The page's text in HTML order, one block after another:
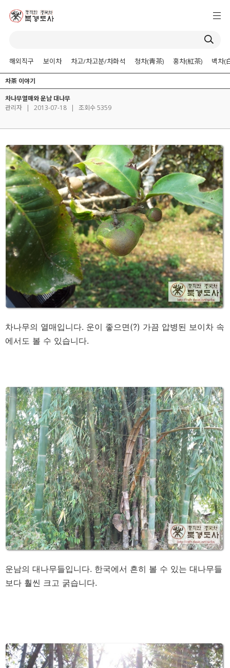
해외직구 보이차 차고/차고분/차화석 청차(靑茶) 홍차(紅茶) 백차(
차茶 이야기
차나무열매와 운남 대나무
관리자
| 2013-07-18 | 조회수 5359
차나무의 열매입니다. 운이 좋으면(?) 가끔 압병된 보이차 속
에서도 볼 수 있습니다.
운남의 대나무들입니다. 한국에서 흔히 볼 수 있는 대나무들
보다 훨씬 크고 굵습니다.